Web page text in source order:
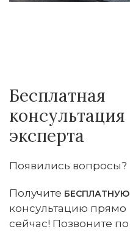
Бесплатная
консультация
эксперта
Появились вопросы?
Получите БЕСПЛАТНУЮ
консультацию прямо
сейчас! Позвоните по